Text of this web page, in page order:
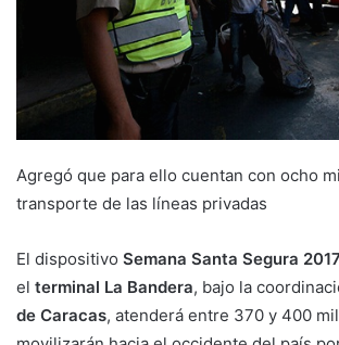
Agregó que para ello cuentan con ocho
transporte de las líneas privadas
El dispositivo Semana Santa Segura 2017
el terminal La Bandera, bajo la
de Caracas, atenderá entre 370 y 400